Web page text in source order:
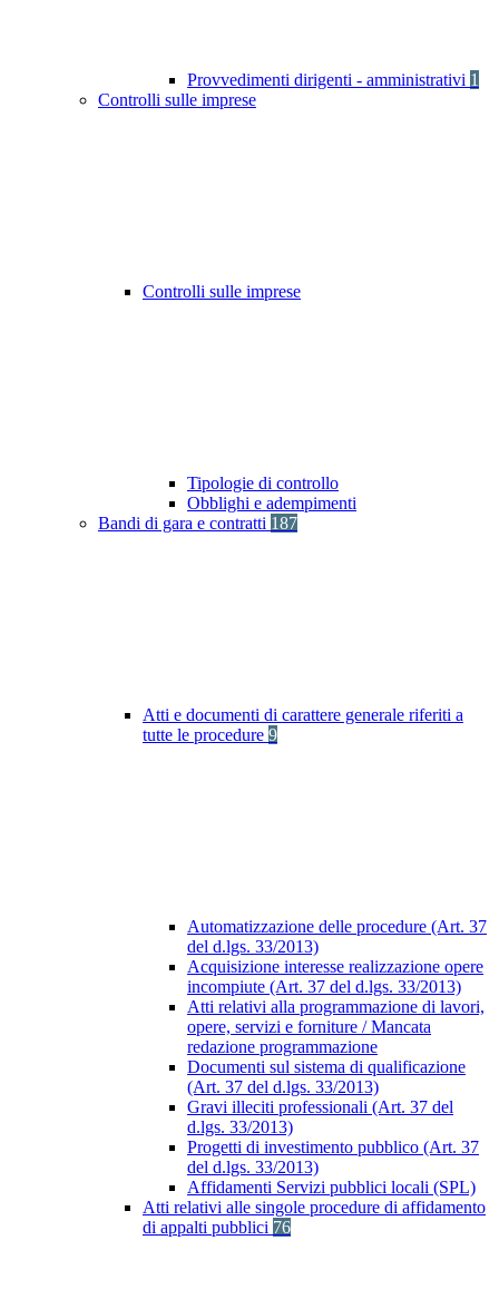
Provvedimenti dirigenti - amministrativi 1
Controlli sulle imprese
Controlli sulle imprese
Tipologie di controllo
Obblighi e adempimenti
Bandi di gara e contratti 187
Atti e documenti di carattere generale riferiti a
tutte le procedure 9
Automatizzazione delle procedure (Art. 37
del d.lgs. 33/2013)
Acquisizione interesse realizzazione opere
incompiute (Art. 37 del d.lgs. 33/2013)
Atti relativi alla programmazione di lavori,
opere, servizi e forniture / Mancata
redazione programmazione
Documenti sul sistema di qualificazione
(Art. 37 del d.lgs. 33/2013)
Gravi illeciti professionali (Art. 37 del
d.lgs. 33/2013)
Progetti di investimento pubblico (Art. 37
del d.lgs. 33/2013)
Affidamenti Servizi pubblici locali (SPL)
Atti relativi alle singole procedure di affidamento
di appalti pubblici 76